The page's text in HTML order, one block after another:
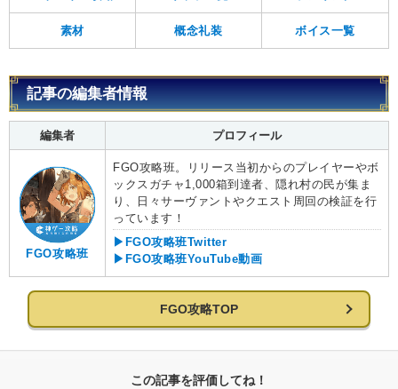
素材 概念礼装 ボイス一覧
記事の編集者情報
編集者 プロフィール
FGO攻略班
FGO攻略班。リリース当初からのプレイヤーやボ
ックスガチャ1,000箱到達者、隠れ村の民が集ま
り、日々サーヴァントやクエスト周回の検証を行
っています！
▶FGO攻略班Twitter
▶FGO攻略班YouTube動画
FGO攻略TOP
この記事を評価してね！